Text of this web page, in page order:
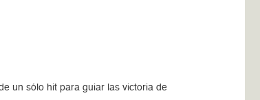
un sólo hit para guiar las victoria de